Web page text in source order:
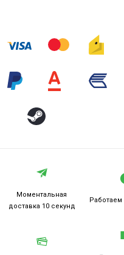
Моментальная
доставка 10 секунд
Работаем